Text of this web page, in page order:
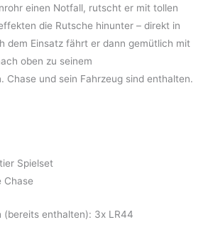
einen Notfall, rutscht er mit tollen
die Rutsche hinunter – direkt in
dem Einsatz fährt er dann gemütlich mit
oben zu seinem
Chase und sein Fahrzeug sind enthalten.
Spielset
Chase
(bereits enthalten): 3x LR44